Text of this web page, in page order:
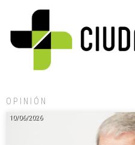
OPINIÓN
10/06/2026